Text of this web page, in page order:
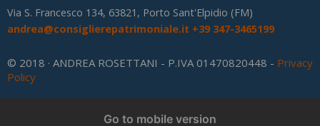
Via S. Francesco 134, 63821, Porto Sant'Elpidio (FM)
andrea@consiglierepatrimoniale.it +39 347-3465199
© 2018 · ANDREA ROSETTANI - P.IVA 01470820448 - Privacy
Policy
Go to mobile version